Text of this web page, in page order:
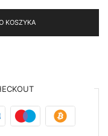
KOSZYKA